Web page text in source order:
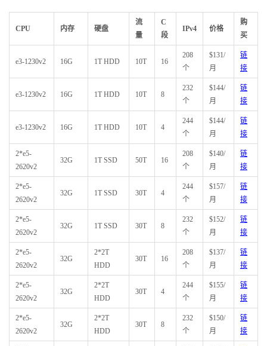
CPU 内存 硬盘
流
量
C
段
IPv4 价格
购
买
e3-1230v2 16G 1T HDD 10T 16
208
个
$131/
月
链
接
e3-1230v2 16G 1T HDD 10T 8
232
个
$144/
月
链
接
e3-1230v2 16G 1T HDD 10T 4
244
个
$144/
月
链
接
2*e5-
2620v2
32G 1T SSD 50T 16
208
个
$140/
月
链
接
2*e5-
2620v2
32G 1T SSD 30T 4
244
个
$157/
月
链
接
2*e5-
2620v2
32G 1T SSD 30T 8
232
个
$152/
月
链
接
2*e5-
2620v2
32G
2*2T
HDD
30T 16
208
个
$137/
月
链
接
2*e5-
2620v2
32G
2*2T
HDD
30T 4
244
个
$155/
月
链
接
2*e5-
2620v2
32G
2*2T
HDD
30T 8
232
个
$150/
月
链
接